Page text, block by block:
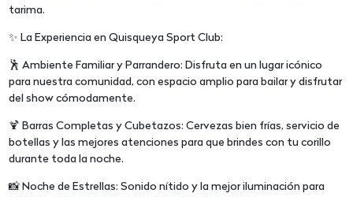
tarima.
✨ La Experiencia en Quisqueya Sport Club:
🕺 Ambiente Familiar y Parrandero: Disfruta en un lugar icónico
para nuestra comunidad, con espacio amplio para bailar y disfrutar
del show cómodamente.
🍹 Barras Completas y Cubetazos: Cervezas bien frías, servicio de
botellas y las mejores atenciones para que brindes con tu corillo
durante toda la noche.
📸 Noche de Estrellas: Sonido nítido y la mejor iluminación para